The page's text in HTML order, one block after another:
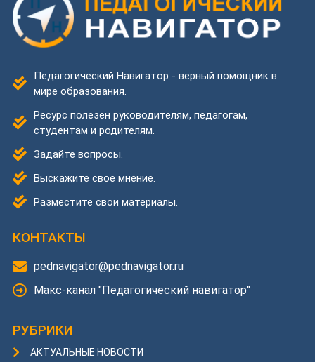
Педагогический Навигатор - верный помощник в
мире образования.
Ресурс полезен руководителям, педагогам,
студентам и родителям.
Задайте вопросы.
Выскажите свое мнение.
Разместите свои материалы.
КОНТАКТЫ
pednavigator@pednavigator.ru
Макс-канал "Педагогический навигатор"
РУБРИКИ
АКТУАЛЬНЫЕ НОВОСТИ